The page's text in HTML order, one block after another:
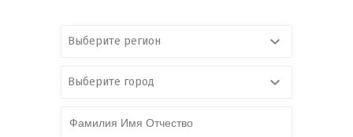
Выберите регион
Выберите город